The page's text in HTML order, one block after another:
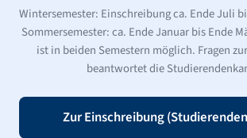
Wintersemester: Einschreibung ca. Ende Juli
Sommersemester: ca. Ende Januar bis Ende
ist in beiden Semestern möglich. Fragen
beantwortet die
Zur Einschreibung